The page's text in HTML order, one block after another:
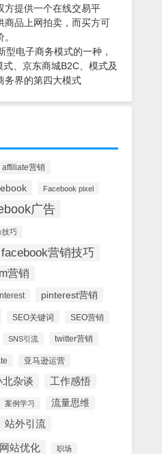
方提供一个在线交易平
商品上网拍卖，而买方可
型电子商务模式的一种，
、京东商城B2C、模式及
务界的第四大模式
affiliate营销
Facebook pixel
广告
技巧
facebook营销技巧
营销
pinterest营销
SEO关键词 SEO营销
SNS引流 twitter营销
亚马逊运营
北杂谈 工作感悟
案例学习 流量思维
站外引流
网站优化 职场